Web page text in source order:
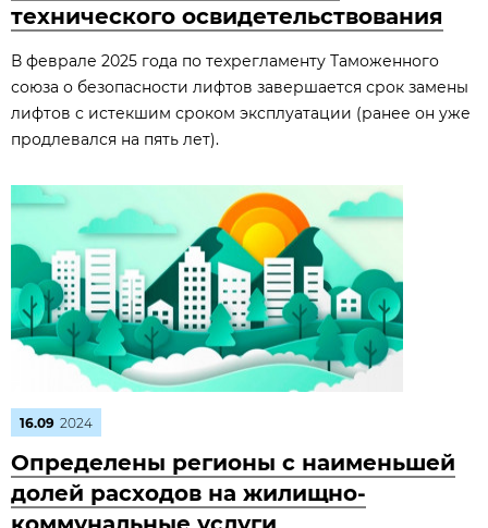
технического освидетельствования
В феврале 2025 года по техрегламенту Таможенного
союза о безопасности лифтов завершается срок замены
лифтов с истекшим сроком эксплуатации (ранее он уже
продлевался на пять лет).
16.09 2024
Определены регионы с наименьшей
долей расходов на жилищно-